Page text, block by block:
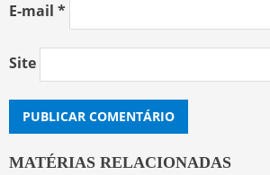
E-mail *
Site
MATÉRIAS RELACIONADAS